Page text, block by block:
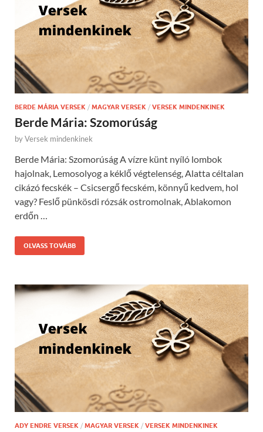
BERDE MÁRIA VERSEK / MAGYAR VERSEK / VERSEK MINDENKINEK
Berde Mária: Szomorúság
byVersek mindenkinek
Berde Mária: Szomorúság A vízre künt nyíló lombok
hajolnak, Lemosolyog a kéklő végtelenség, Alatta céltalan
cikázó fecskék – Csicsergő fecském, könnyű kedvem, hol
vagy? Feslő pünkösdi rózsák ostromolnak, Ablakomon
erdőn …
OLVASS TOVÁBB
ADY ENDRE VERSEK / MAGYAR VERSEK / VERSEK MINDENKINEK